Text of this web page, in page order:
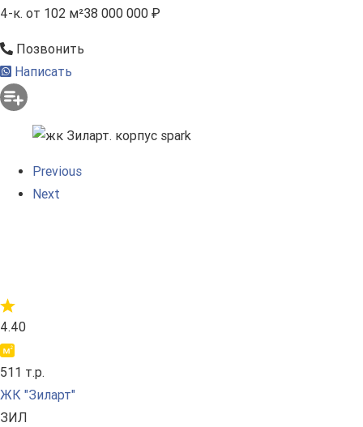
4-к. от 102 м²38 000 000 ₽
Позвонить
Написать
Previous
Next
4.40
511 т.р.
ЖК "Зиларт"
ЗИЛ